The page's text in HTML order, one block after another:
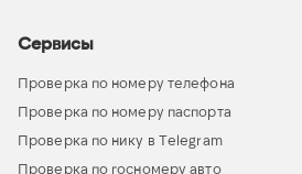
Сервисы
Проверка по номеру телефона
Проверка по номеру паспорта
Проверка по нику в Telegram
Проверка по госномеру авто